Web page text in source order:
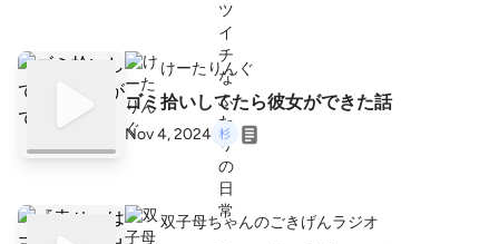
けーたりんぐ
ゴミ拾いしてたら彼女ができた話
Nov 4, 2024
双子母ちゃんのごきげんラジオ